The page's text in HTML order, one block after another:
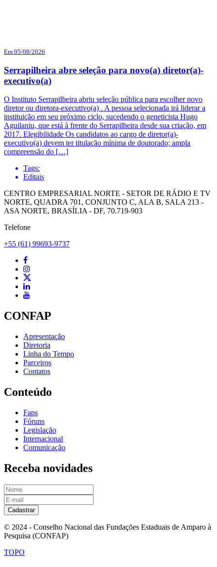
Em 05/08/2026
Serrapilheira abre seleção para novo(a) diretor(a)-
executivo(a)
O Instituto Serrapilheira abriu seleção pública para escolher novo
diretor ou diretora-executivo(a) . A pessoa selecionada irá liderar a
instituição em seu próximo ciclo, sucedendo o geneticista Hugo
Aguilaniu, que está à frente do Serrapilheira desde sua criação, em
2017. Elegibilidade Os candidatos ao cargo de diretor(a)-
executivo(a) devem ter titulação mínima de doutorado; ampla
compreensão do […]
Tags:
Editais
CENTRO EMPRESARIAL NORTE - SETOR DE RÁDIO E TV
NORTE, QUADRA 701, CONJUNTO C, ALA B, SALA 213 -
ASA NORTE, BRASÍLIA - DF, 70.719-903
Telefone
+55 (61) 99693-9737
CONFAP
Apresentação
Diretoria
Linha do Tempo
Parceiros
Contatos
Conteúdo
Faps
Fóruns
Legislação
Internacional
Comunicação
Receba novidades
Cadastrar
© 2024 - Conselho Nacional das Fundações Estaduais de Amparo à
Pesquisa (CONFAP)
TOPO